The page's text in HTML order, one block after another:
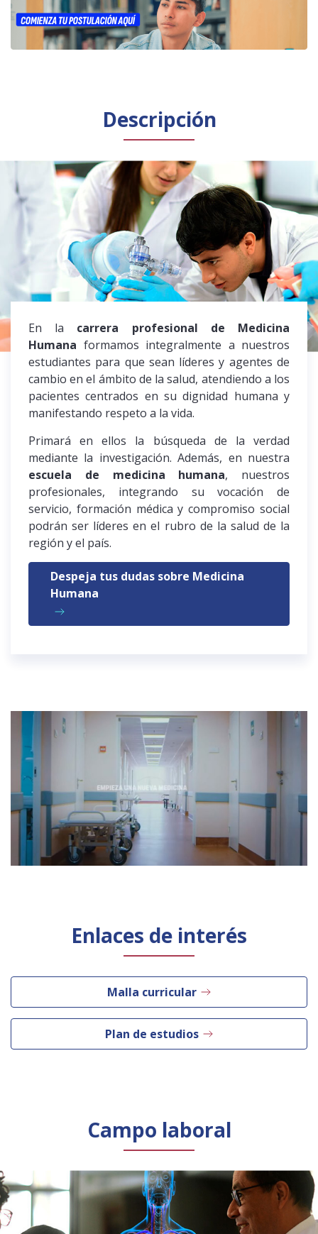
Público general
Licenciamiento Biblioteca
Noticias
Español
Descripción
En la carrera profesional de Medicina
Humana formamos integralmente a nuestros
estudiantes para que sean líderes y agentes de
cambio en el ámbito de la salud, atendiendo a los
pacientes centrados en su dignidad humana y
manifestando respeto a la vida.
Primará en ellos la búsqueda de la verdad
mediante la investigación. Además, en nuestra
escuela de medicina humana, nuestros
profesionales, integrando su vocación de
servicio, formación médica y compromiso social
podrán ser líderes en el rubro de la salud de la
región y el país.
Despeja tus dudas sobre Medicina
Humana
Enlaces de interés
Malla curricular
Plan de estudios
Campo laboral